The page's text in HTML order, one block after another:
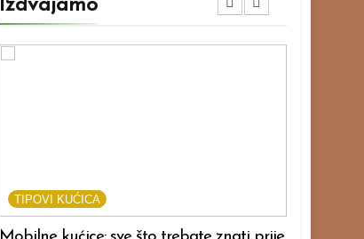
Izdvajamo
TIPOVI KUĆICA